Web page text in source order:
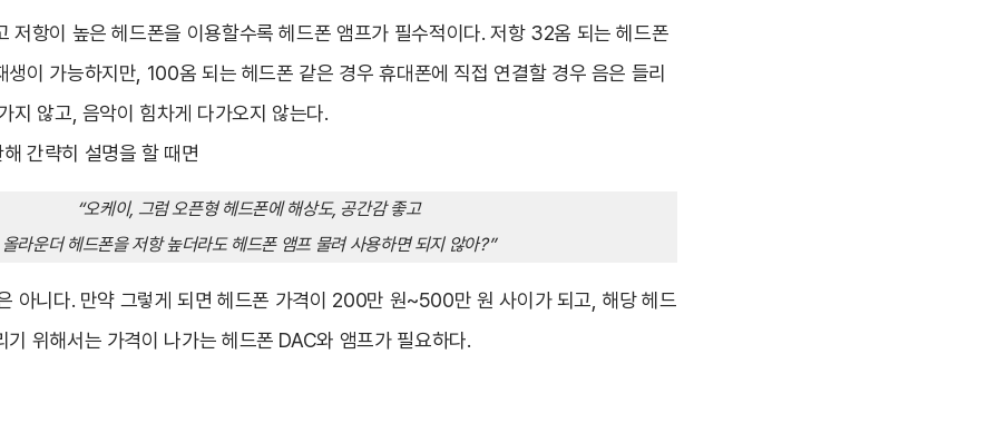
저항이 높은 헤드폰을 이용할수록 헤드폰 앰프가 필수적이다. 저항 32옴 되는 헤드폰
생이 가능하지만, 100옴 되는 헤드폰 같은 경우 휴대폰에 직접 연결할 경우 음은 들리
지 않고, 음악이 힘차게 다가오지 않는다.
간략히 설명을 할 때면
“오케이, 그럼 오픈형 헤드폰에 해상도, 공간감 좋고
올라운더 헤드폰을 저항 높더라도 헤드폰 앰프 물려 사용하면 되지 않아?”
아니다. 만약 그렇게 되면 헤드폰 가격이 200만 원~500만 원 사이가 되고, 해당 헤드
기 위해서는 가격이 나가는 헤드폰 DAC와 앰프가 필요하다.